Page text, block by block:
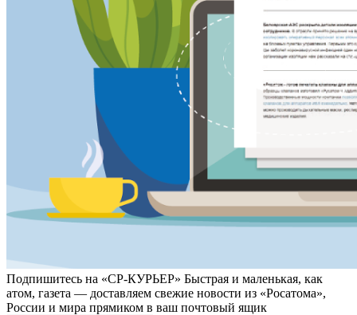
Подпишитесь на «СР-КУРЬЕР» Быстрая и маленькая, как
атом, газета — доставляем свежие новости из «Росатома»,
России и мира прямиком в ваш почтовый ящик